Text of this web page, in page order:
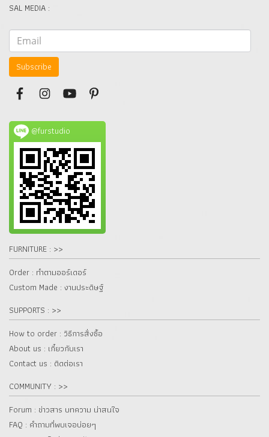
SAL MEDIA :
Subscribe
@furstudio
FURNITURE : >>
Order : ทำตามออร์เดอร์
Custom Made : งานประดิษฐ์
SUPPORTS : >>
How to order : วิธีการสั่งซื้อ
About us : เกี๋ยวกับเรา
Contact us : ติดต่อเรา
COMMUNITY : >>
Forum : ข่าวสาร บทความ น่าสนใจ
FAQ : คำถามที่พบเจอบ่อยๆ